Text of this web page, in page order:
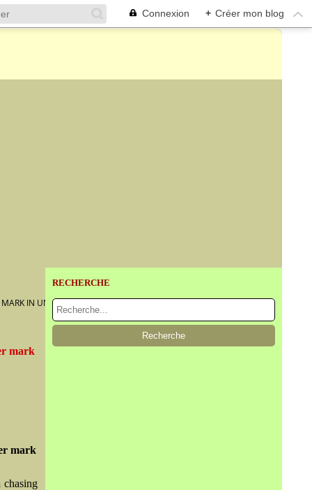
Connexion + Créer mon blog
IN UNDERGLAZE BLUE AND OF THE PERIOD.
mark
mark
RECHERCHE